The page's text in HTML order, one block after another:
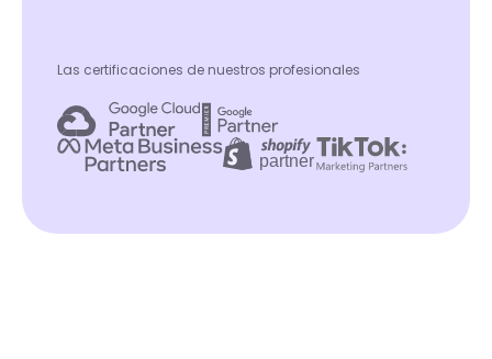
Las certificaciones de nuestros profesionales